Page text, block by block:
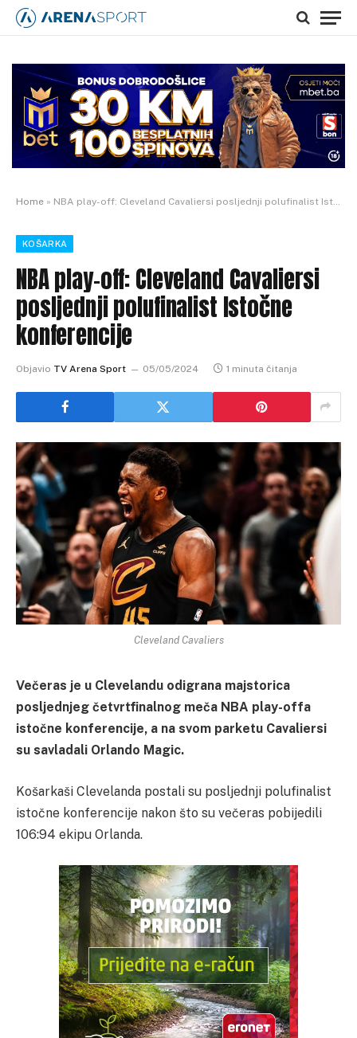
Home » NBA play-off: Cleveland Cavaliersi posljednji polufinalist Istočne konferencije
KOŠARKA
NBA play-off: Cleveland Cavaliersi
posljednji polufinalist Istočne
konferencije
Objavio TV Arena Sport 05/05/2024 1 minuta čitanja
Cleveland Cavaliers
Večeras je u Clevelandu odigrana majstorica
posljednjeg četvrtfinalnog meča NBA play-offa
istočne konferencije, a na svom parketu Cavaliersi
su savladali Orlando Magic.
Košarkaši Clevelanda postali su posljednji polufinalist
istočne konferencije nakon što su večeras pobijedili
106:94 ekipu Orlanda.